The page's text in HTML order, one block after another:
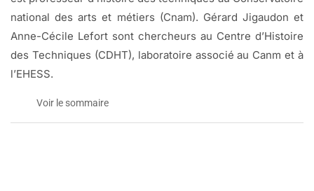
national des arts et métiers (Cnam). Gérard Jigaudon et
Anne-Cécile Lefort sont chercheurs au Centre d’Histoire
des Techniques (CDHT), laboratoire associé au Canm et à
l’EHESS.
Voir le sommaire